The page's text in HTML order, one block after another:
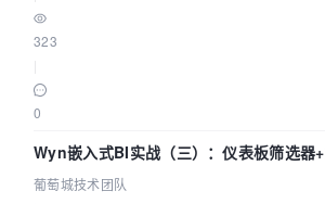
323
0
Wyn嵌入式BI实战（三）：仪表板筛选器
全闭环
葡萄城技术团队